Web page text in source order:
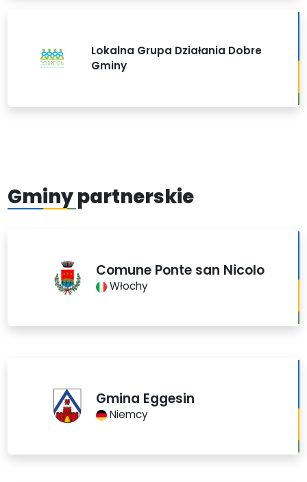
Lokalna Grupa Działania Dobre
Gminy
Gminy partnerskie
Comune Ponte san Nicolo
Włochy
Gmina Eggesin
Niemcy